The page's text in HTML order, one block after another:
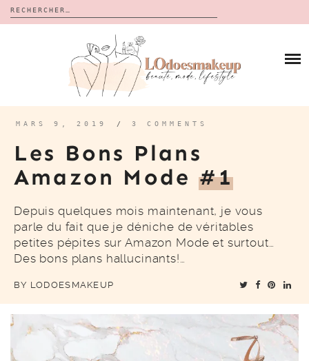
Rechercher :
CALENDRIERS DE L’AVENT
BON PLAN
À PROPOS
CONTACT
MARS 9, 2019 / 3 COMMENTS
Les Bons Plans
Amazon Mode#1
Depuis quelques mois maintenant, je vous
parle du fait que je déniche de véritables
petites pépites sur Amazon Mode et surtout…
Des bons plans hallucinants!…
BY LODOESMAKEUP